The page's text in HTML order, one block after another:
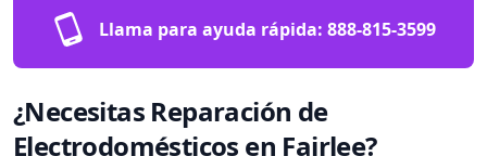
Llama para ayuda rápida: 888-815-3599
¿Necesitas Reparación de
Electrodomésticos en Fairlee?